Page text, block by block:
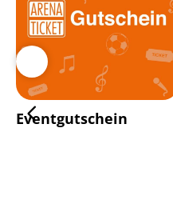
Eventgutschein